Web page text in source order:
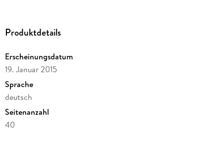
Produktdetails
Erscheinungsdatum
19. Januar 2015
Sprache
deutsch
Seitenanzahl
40